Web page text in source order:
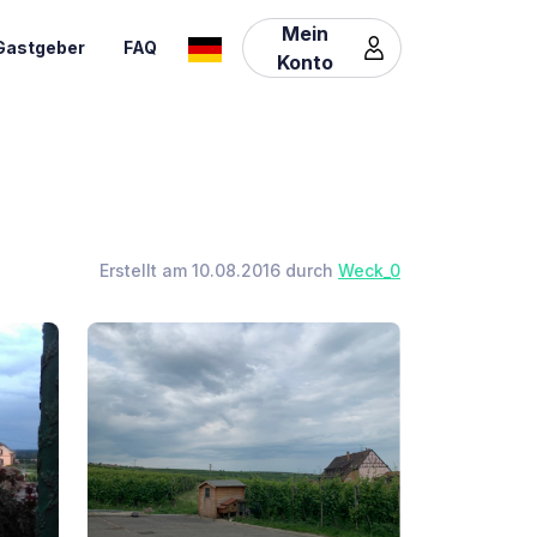
FAQ
Mein
Konto
Erstellt am 10.08.2016 durch Weck_0